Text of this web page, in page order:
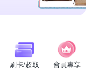
刷卡/超取 會員專享